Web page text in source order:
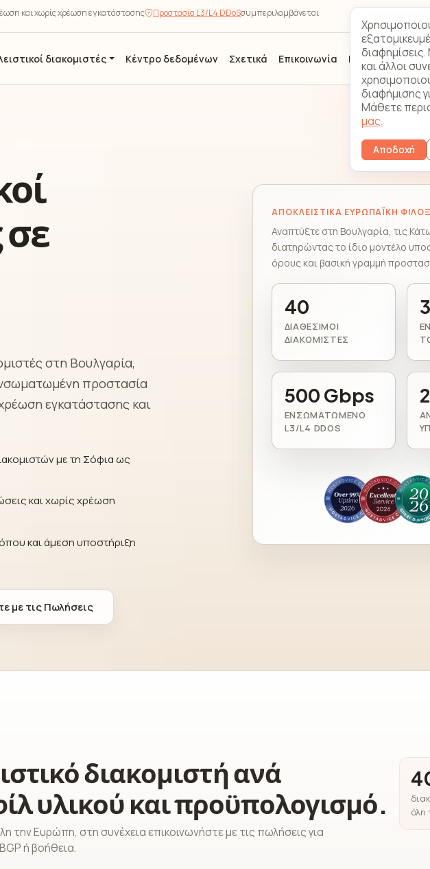
και χωρίς χρέωση εγκατάστασης Προστασία L3/L4 DDoSσυμπεριλαμβάνεται
διακομιστές Κέντρο δεδομένων Σχετικά Επικοινωνία FAQ
σε
στη Βουλγαρία,
προστασία
εγκατάστασης και
με τη Σόφια ως
και χωρίς χρέωση
και άμεση υποστήριξη
με τις Πωλήσεις
ΑΠΟΚΛΕΙΣΤΙΚΆ ΕΥΡΩΠΑΪΚΉ
Αναπτύξτε στη Βουλγαρία, τις
διατηρώντας το ίδιο μοντέλο
όρους και βασική γραμμή
40
ΔΙΑΘΈΣΙΜΟΙ
ΔΙΑΚΟΜΙΣΤΈΣ
3
500 Gbps
ΕΝΣΩΜΑΤΩΜΈΝΟ
L3/L4 DDOS
διακομιστή ανά
υλικού και προϋπολογισμό.
την Ευρώπη, στη συνέχεια επικοινωνήστε με τις πωλήσεις για
ή βοήθεια.
όλη
και άλλοι
διαφήμισης
Μάθετε
μας.
Αποδοχή